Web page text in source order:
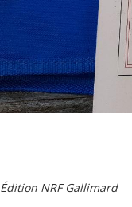
Édition NRF Gallimard